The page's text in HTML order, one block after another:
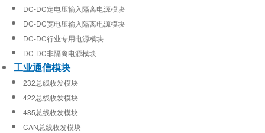
DC-DC定电压输入隔离电源模块
DC-DC宽电压输入隔离电源模块
DC-DC行业专用电源模块
DC-DC非隔离电源模块
工业通信模块
232总线收发模块
422总线收发模块
485总线收发模块
CAN总线收发模块